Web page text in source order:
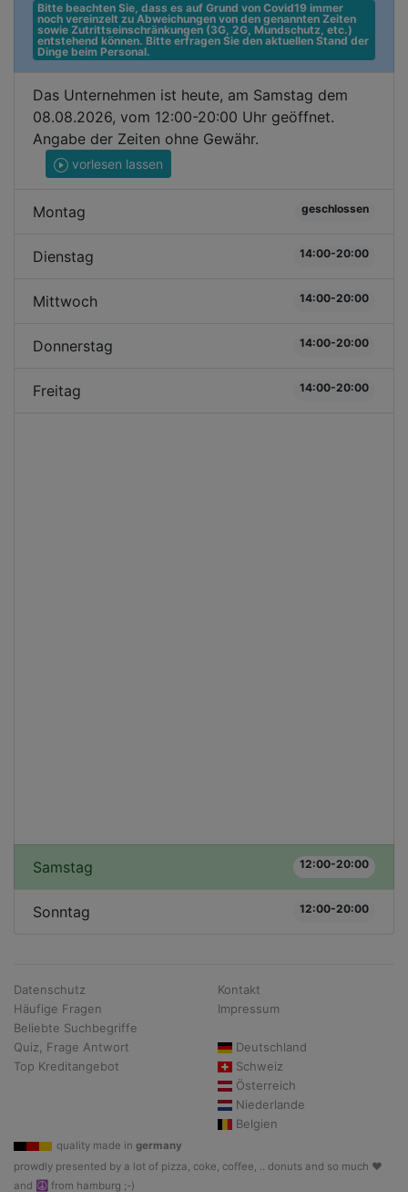
Bitte beachten Sie, dass es auf Grund von Covid19 immer
noch vereinzelt zu Abweichungen von den genannten Zeiten
sowie Zutrittseinschränkungen (3G, 2G, Mundschutz, etc.)
entstehend können. Bitte erfragen Sie den aktuellen Stand der
Dinge beim Personal.
Das Unternehmen ist heute, am Samstag dem
08.08.2026, vom 12:00-20:00 Uhr geöffnet.
Angabe der Zeiten ohne Gewähr.
vorlesen lassen
Montag geschlossen
Dienstag 14:00-20:00
Mittwoch 14:00-20:00
Donnerstag 14:00-20:00
Freitag 14:00-20:00
Samstag 12:00-20:00
Sonntag 12:00-20:00
Datenschutz
Häufige Fragen
Beliebte Suchbegriffe
Quiz, Frage Antwort
Top Kreditangebot
Kontakt
Impressum
Deutschland
Schweiz
Österreich
Niederlande
Belgien
quality made in germany
prowdly presented by a lot of pizza, coke, coffee, .. donuts and so much ♥
and ☮ from hamburg ;-)